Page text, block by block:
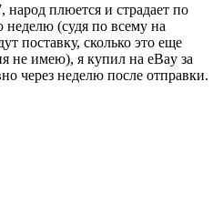
плюется и страдает по
(судя по всему на
поставку, сколько это еще
не имею), я купил на eBay за
через неделю после отправки.